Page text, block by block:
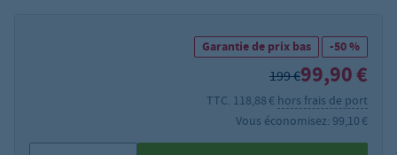
Garantie de prix bas -50 %
199 €99,90 €
TTC. 118,88 € hors frais de port
Vous économisez: 99,10 €